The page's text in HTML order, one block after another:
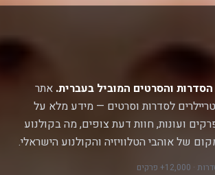
אתר
לסדרות וסרטים — מידע מלא על
ועונות, חוות דעת צופים, מה בקולנוע
של אוהבי הטלוויזיה והקולנוע הישראלי.